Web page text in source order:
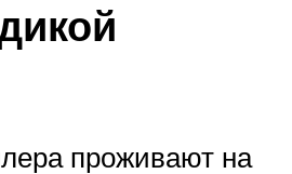
проживают на